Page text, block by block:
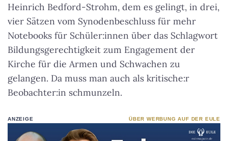
Heinrich Bedford-Strohm, dem es gelingt, in drei,
vier Sätzen vom Synodenbeschluss für mehr
Notebooks für Schüler:innen über das Schlagwort
Bildungsgerechtigkeit zum Engagement der
Kirche für die Armen und Schwachen zu
gelangen. Da muss man auch als kritische:r
Beobachter:in schmunzeln.
ANZEIGE ÜBER WERBUNG AUF DER EULE